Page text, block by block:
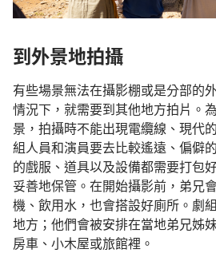
到外景地拍攝
有些場景無法在攝影棚或是分部的
情況下，就需要到其他地方拍片。
景，拍攝時不能出現電纜線、現代
組人員和演員要去比較遙遠、偏僻
的戲服、道具以及設備都需要打包
妥善地保管。在開始攝影前，弟兄
機、飲用水，也會搭設好廁所。劇
地方；他們會被安排在當地弟兄姊
房車、小木屋或旅館裡。